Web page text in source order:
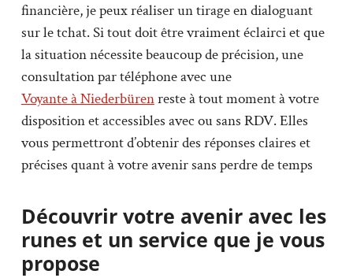
financière, je peux réaliser un tirage en dialoguant
sur le tchat. Si tout doit être vraiment éclairci et que
la situation nécessite beaucoup de précision, une
consultation par téléphone avec une
Voyante à Niederbürenreste à tout moment à votre
disposition et accessibles avec ou sans RDV. Elles
vous permettront d’obtenir des réponses claires et
précises quant à votre avenir sans perdre de temps
Découvrir votre avenir avec les
runes et un service que je vous
propose